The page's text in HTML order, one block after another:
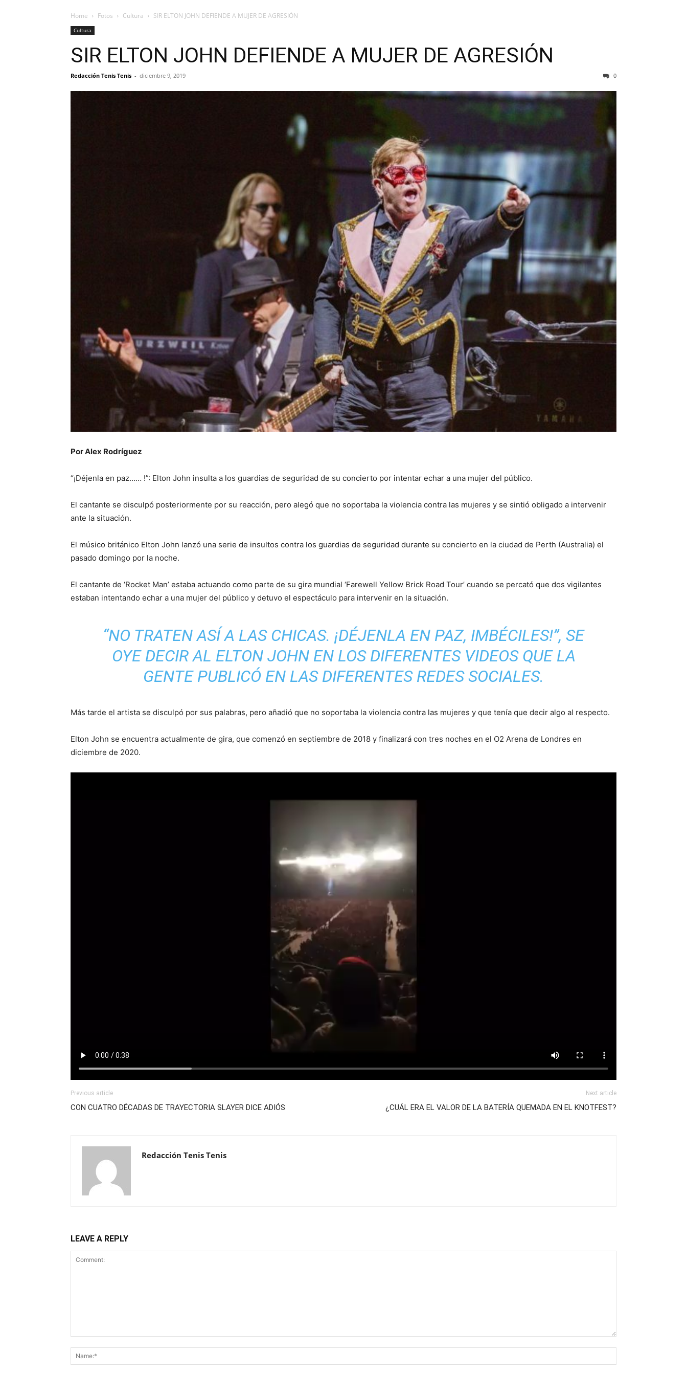
Home Fotos Cultura SIR ELTON JOHN DEFIENDE A MUJER DE AGRESIÓN
Cultura
SIR ELTON JOHN DEFIENDE A MUJER DE AGRESIÓN
Redacción Tenis Tenis - diciembre 9, 2019 0
Por Alex Rodríguez
“¡Déjenla en paz…… !”: Elton John insulta a los guardias de seguridad de su concierto por intentar echar a una mujer del público.
El cantante se disculpó posteriormente por su reacción, pero alegó que no soportaba la violencia contra las mujeres y se sintió obligado a intervenir
ante la situación.
El músico británico Elton John lanzó una serie de insultos contra los guardias de seguridad durante su concierto en la ciudad de Perth (Australia) el
pasado domingo por la noche.
El cantante de ‘Rocket Man’ estaba actuando como parte de su gira mundial ‘Farewell Yellow Brick Road Tour’ cuando se percató que dos vigilantes
estaban intentando echar a una mujer del público y detuvo el espectáculo para intervenir en la situación.
“NO TRATEN ASÍ A LAS CHICAS. ¡DÉJENLA EN PAZ, IMBÉCILES!”, SE
OYE DECIR AL ELTON JOHN EN LOS DIFERENTES VIDEOS QUE LA
GENTE PUBLICÓ EN LAS DIFERENTES REDES SOCIALES.
Más tarde el artista se disculpó por sus palabras, pero añadió que no soportaba la violencia contra las mujeres y que tenía que decir algo al respecto.
Elton John se encuentra actualmente de gira, que comenzó en septiembre de 2018 y finalizará con tres noches en el O2 Arena de Londres en
diciembre de 2020.
Previous article
CON CUATRO DÉCADAS DE TRAYECTORIA SLAYER DICE ADIÓS
Next article
¿CUÁL ERA EL VALOR DE LA BATERÍA QUEMADA EN EL KNOTFEST?
Redacción Tenis Tenis
LEAVE A REPLY